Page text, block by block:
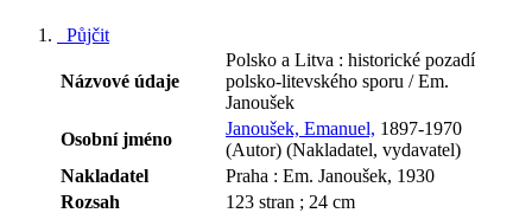
Půjčit
Názvové údaje
Polsko a Litva : historické pozadí
polsko-litevského sporu / Em.
Janoušek
Osobní jméno
Janoušek, Emanuel, 1897-1970
(Autor) (Nakladatel, vydavatel)
Nakladatel
Praha : Em. Janoušek, 1930
Rozsah
123 stran ; 24 cm